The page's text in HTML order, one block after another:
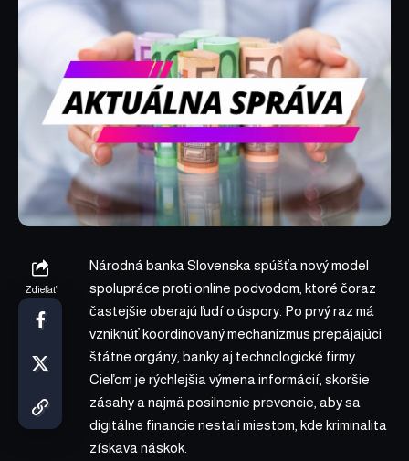
Zdieľať
Národná banka Slovenska spúšťa nový model
spolupráce proti online podvodom, ktoré čoraz
častejšie oberajú ľudí o úspory. Po prvý raz má
vzniknúť koordinovaný mechanizmus prepájajúci
štátne orgány, banky aj technologické firmy.
Cieľom je rýchlejšia výmena informácií, skoršie
zásahy a najmä posilnenie prevencie, aby sa
digitálne financie nestali miestom, kde kriminalita
získava náskok.